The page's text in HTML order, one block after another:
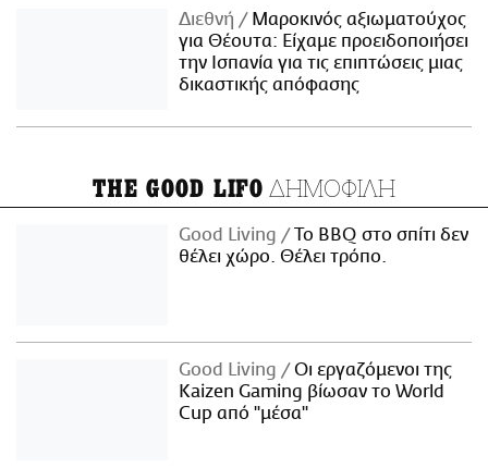
Διεθνή
Μαροκινός αξιωματούχος
για Θέουτα: Είχαμε προειδοποιήσει
την Ισπανία για τις επιπτώσεις μιας
δικαστικής απόφασης
THE GOOD LIFO ΔΗΜΟΦΙΛΗ
Good Living
Το BBQ στο σπίτι δεν
θέλει χώρο. Θέλει τρόπο.
Good Living
Οι εργαζόμενοι της
Kaizen Gaming βίωσαν το World
Cup από "μέσα"